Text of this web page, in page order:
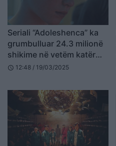
Seriali “Adoleshenca” ka
grumbulluar 24.3 milionë
shikime në vetëm katër
ditë, e bën serialin më të
schedule 12:48 / 19/03/2025